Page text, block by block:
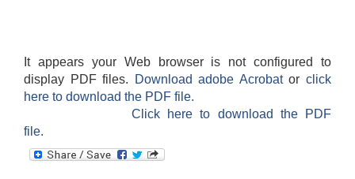
It appears your Web browser is not configured to
display PDF files.
Download adobe Acrobatorclick
here to download the PDF file.
Click here to download the PDF
file.